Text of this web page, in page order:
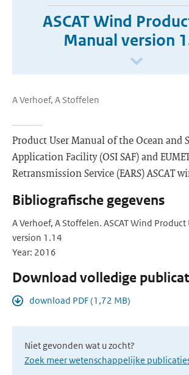
ASCAT Wind
Manual version
A Verhoef, A Stoffelen
Product User Manual of the Ocean and
Application Facility (OSI SAF) and
Retransmission Service (EARS) ASCAT
Bibliografische gegevens
A Verhoef, A Stoffelen. ASCAT Wind Product
version 1.14
Year: 2016
Download volledige
download PDF (1,72 MB)
Niet gevonden wat u zocht?
Zoek meer wetenschappelijke